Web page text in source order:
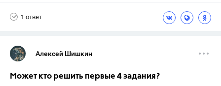
1 ответ
Алексей Шишкин
Может кто решить первые 4 задания?